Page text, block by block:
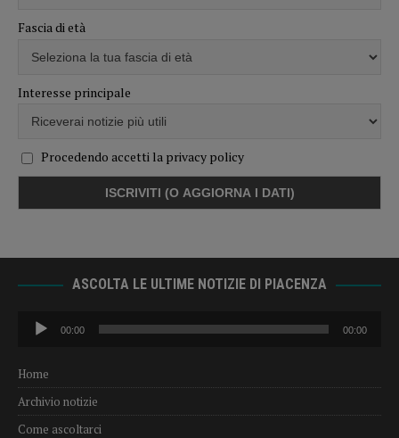
Fascia di età
Interesse principale
Procedendo accetti la privacy policy
ASCOLTA LE ULTIME NOTIZIE DI PIACENZA
Audio
Player
00:00 00:00
Home
Archivio notizie
Come ascoltarci